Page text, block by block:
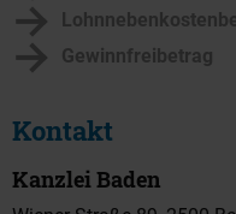
Kontakt
Kanzlei Baden
Gewinnfreibetrag